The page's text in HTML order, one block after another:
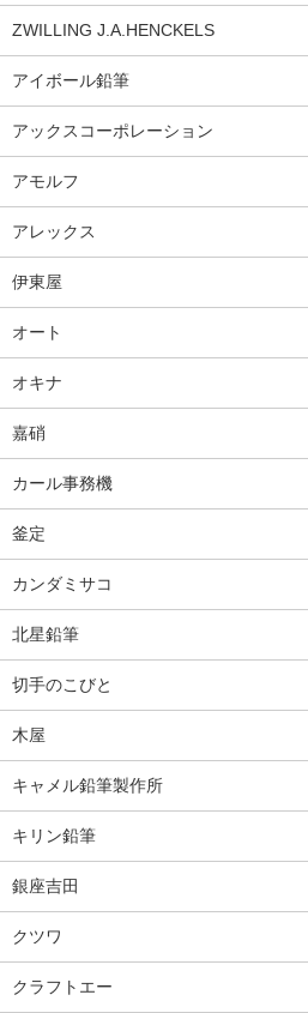
ZWILLING J.A.HENCKELS
アイボール鉛筆
アックスコーポレーション
アモルフ
アレックス
伊東屋
オート
オキナ
嘉硝
カール事務機
釜定
カンダミサコ
北星鉛筆
切手のこびと
木屋
キャメル鉛筆製作所
キリン鉛筆
銀座吉田
クツワ
クラフトエー